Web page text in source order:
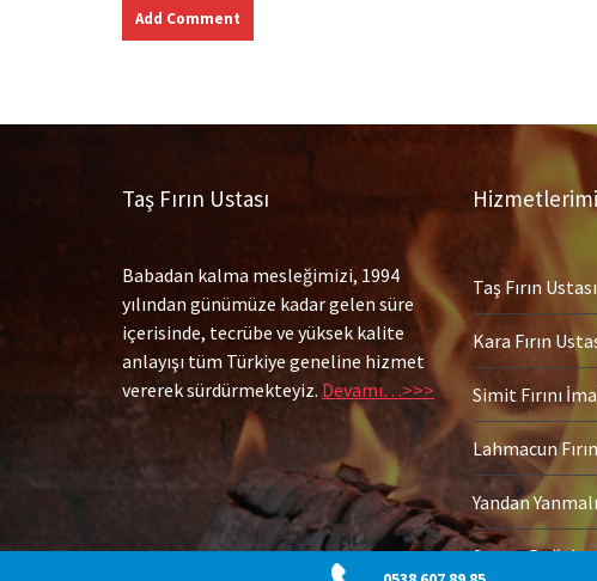
Taş Fırın Ustası
Babadan kalma mesleğimizi, 1994
yılından günümüze kadar gelen süre
içerisinde, tecrübe ve yüksek kalite
anlayışı tüm Türkiye geneline hizmet
vererek sürdürmekteyiz. Devamı…>>>
Taş Fırın Ustası
Kara Fırın
Simit Fırını
Lahmacun
Yandan
Seyyar